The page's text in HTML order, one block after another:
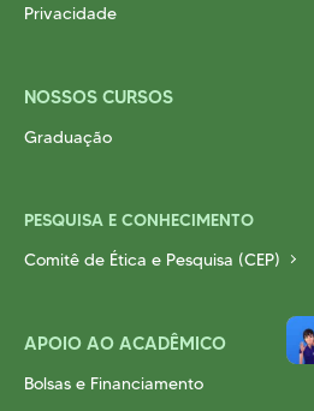
Privacidade
NOSSOS CURSOS
Graduação
PESQUISA E CONHECIMENTO
Comitê de Ética e Pesquisa (CEP)
APOIO AO ACADÊMICO
Bolsas e Financiamento